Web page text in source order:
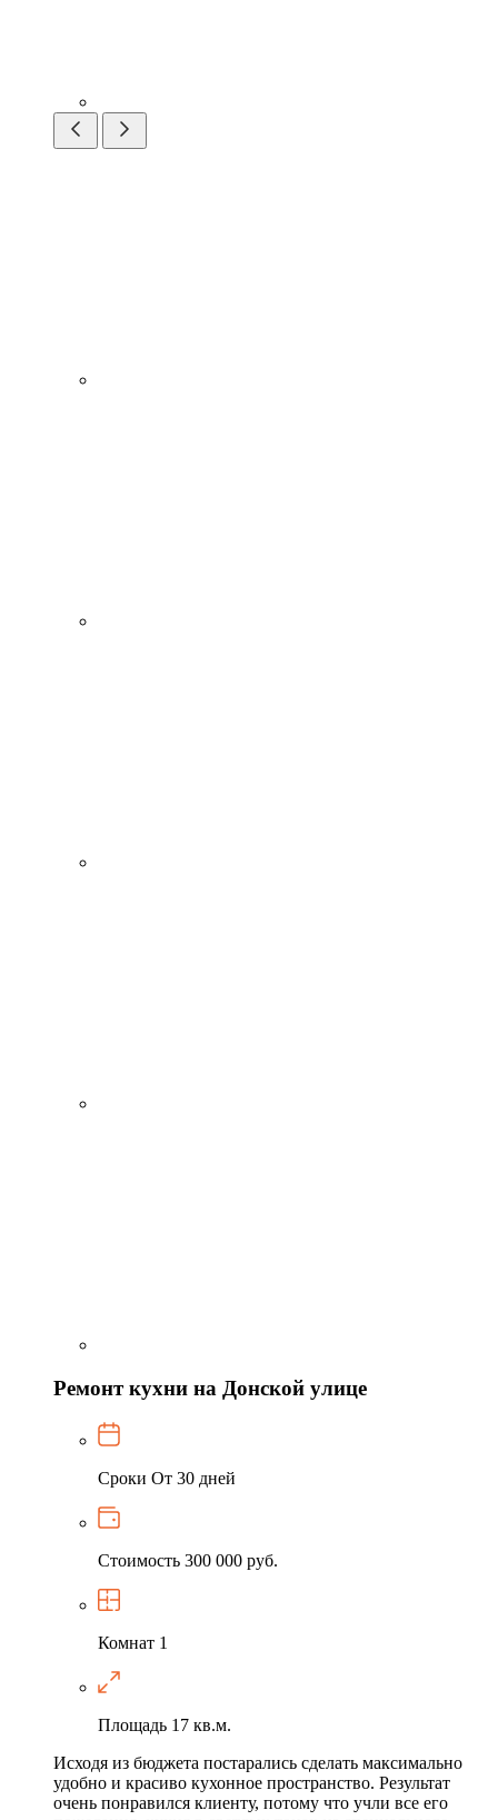
Ремонт кухни на Донской улице
Сроки От 30 дней
Стоимость 300 000 руб.
Комнат 1
Площадь 17 кв.м.
Исходя из бюджета постарались сделать максимально
удобно и красиво кухонное пространство. Результат
очень понравился клиенту, потому что учли все его